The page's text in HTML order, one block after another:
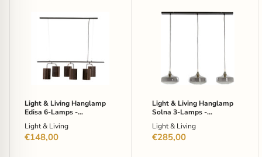
Light
Lamps
Light & Living Hanglamp
Edisa 6-Lamps -
Light & Living
€148,00
Light
Lamps
Brons
Light & Living Hanglamp
Solna 3-Lamps -
Light & Living
€285,00